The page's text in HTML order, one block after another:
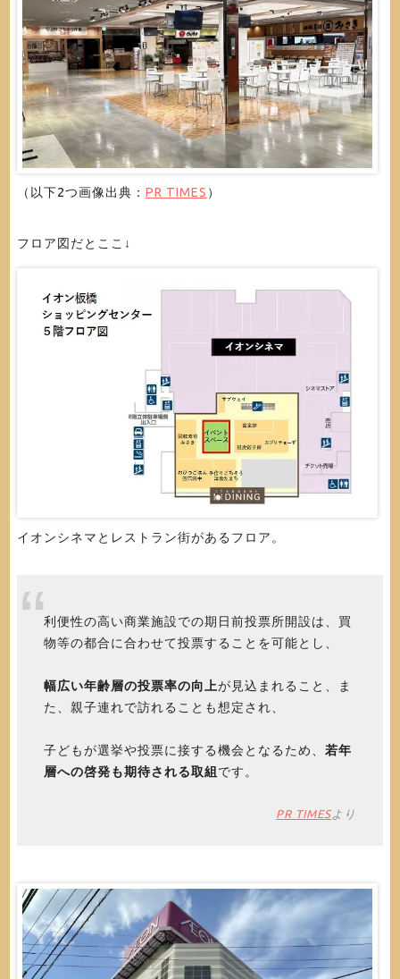
（以下2つ画像出典： PR TIMES ）
フロア図だとここ↓
イオンシネマとレストラン街があるフロア。
利便性の高い商業施設での期日前投票所開設は、買
物等の都合に合わせて投票することを可能とし、
幅広い年齢層の投票率の向上が見込まれること、ま
た、親子連れで訪れることも想定され、
子どもが選挙や投票に接する機会となるため、 若年
層への啓発も期待される取組 です。
PR TIMES より